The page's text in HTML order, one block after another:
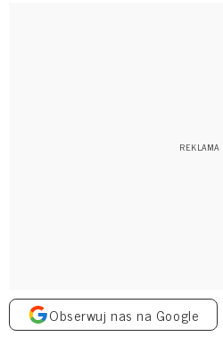
Obserwuj nas na Google